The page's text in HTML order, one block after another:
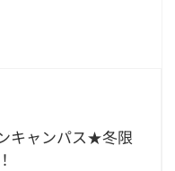
キャンパス★冬限